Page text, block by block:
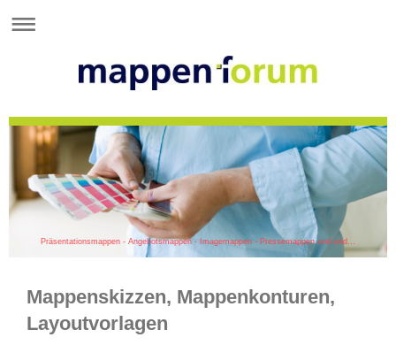
Präsentationsmappen - Angebotsmappen - Imagemappen - Pressemappen und und...
Mappenskizzen, Mappenkonturen,
Layoutvorlagen